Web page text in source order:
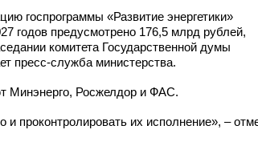
госпрограммы «Развитие энергетики»
годов предусмотрено 176,5 млрд рублей,
комитета Государственной думы
пресс-служба министерства.
Минэнерго, Росжелдор и ФАС.
проконтролировать их исполнение», –